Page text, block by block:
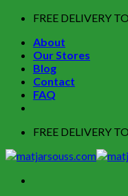
Skip
content
FREE DELIVERY
About
Our Stores
Blog
Contact
FAQ
FREE DELIVERY